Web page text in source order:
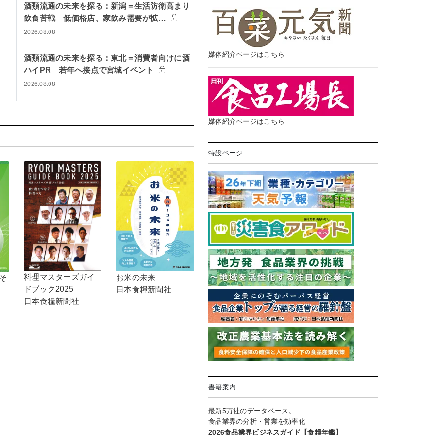
酒類流通の未来を探る：新潟＝生活防衛高まり
飲食苦戦 低価格店、家飲み需要が拡…
2026.08.08
酒類流通の未来を探る：東北＝消費者向けに酒
ハイPR 若年へ接点で宮城イベント
2026.08.08
料理マスターズガイ
ドブック2025
日本食糧新聞社
お米の未来
日本食糧新聞社
媒体紹介ページはこちら
媒体紹介ページはこちら
特設ページ
書籍案内
最新5万社のデータベース。
食品業界の分析・営業を効率化
2026食品業界ビジネスガイド【食糧年鑑】